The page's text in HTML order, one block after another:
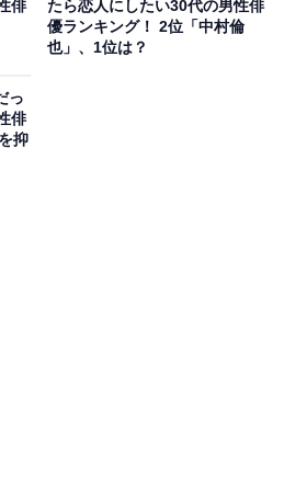
男性／茨城県）」「綺麗な顔立
代男性／広島県）」「こちら
ントが寄せられました。
俳
たら恋人にしたい30代の男性俳
優ランキング！ 2位「中村倫
也」、1位は？
っ
俳
抑